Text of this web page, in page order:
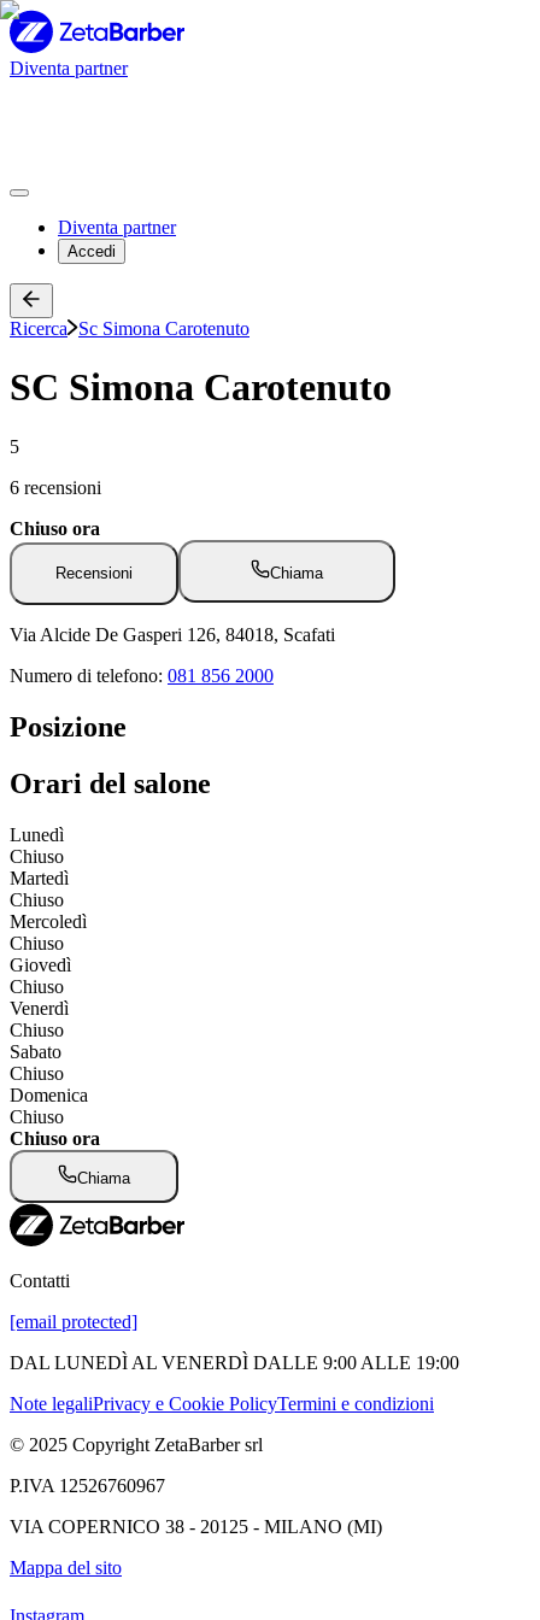
Diventa partner
Diventa partner
Accedi
Ricerca Sc Simona Carotenuto
SC Simona Carotenuto
5
6 recensioni
Chiuso ora
Recensioni Chiama
Via Alcide De Gasperi 126, 84018, Scafati
Numero di telefono: 081 856 2000
Posizione
Orari del salone
Lunedì
Chiuso
Martedì
Chiuso
Mercoledì
Chiuso
Giovedì
Chiuso
Venerdì
Chiuso
Sabato
Chiuso
Domenica
Chiuso
Chiuso ora
Chiama
Contatti
[email protected]
DAL LUNEDÌ AL VENERDÌ DALLE 9:00 ALLE 19:00
Note legaliPrivacy e Cookie PolicyTermini e condizioni
© 2025 Copyright ZetaBarber srl
P.IVA 12526760967
VIA COPERNICO 38 - 20125 - MILANO (MI)
Mappa del sito
Instagram